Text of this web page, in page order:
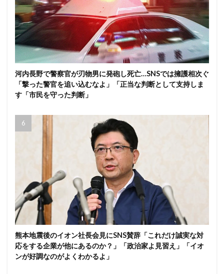
河内長野で警察官が刃物男に発砲し死亡…SNSでは擁護相次ぐ
「撃った警官を追い込むなよ」「正当な判断として支持しま
す「市民を守った判断」
熊本地震後のイオン社長会見にSNS賛辞「これだけ誠実な対
応をする企業が他にあるのか？」「政治家よ見習え」「イオ
ンが好調なのがよくわかるよ」